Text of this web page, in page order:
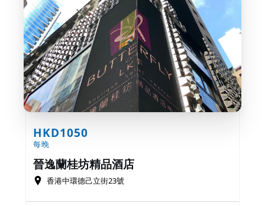
HKD1050
每晚
晉逸蘭桂坊精品酒店
香港中環德己立街23號